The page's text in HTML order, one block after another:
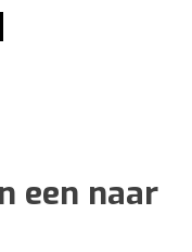
een naar